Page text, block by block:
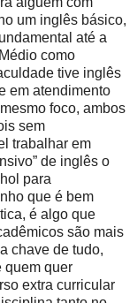
um inglês básico,
até a
como
tive inglês
em atendimento
foco, ambos
sem
trabalhar em
de inglês o
para
que é bem
é algo que
são mais
chave de tudo,
quem quer
extra curricular